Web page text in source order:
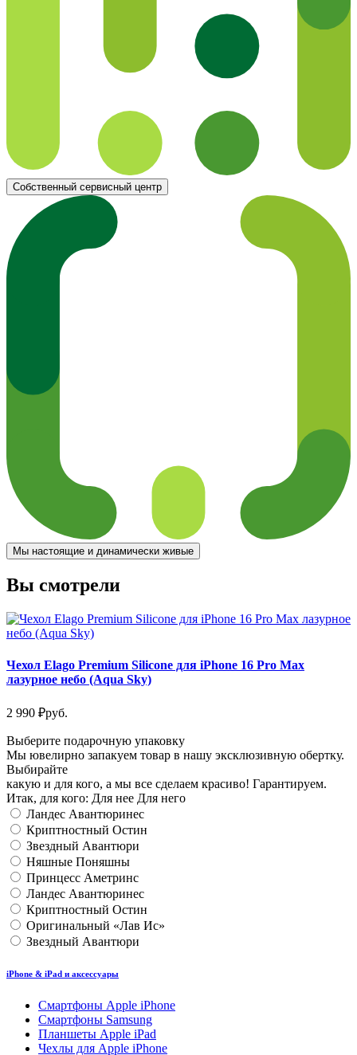
Собственный сервисный центр
Мы настоящие и динамически живые
Вы смотрели
Чехол Elago Premium Silicone для iPhone 16 Pro Max
лазурное небо (Aqua Sky)
2 990 ₽руб.
Выберите подарочную упаковку
Мы ювелирно запакуем товар в нашу эксклюзивную обертку.
Выбирайте
какую и для кого, а мы все сделаем красиво! Гарантируем.
Итак, для кого: Для нее Для него
Ландес Авантюринес
Криптностный Остин
Звездный Авантюри
Няшные Поняшны
Принцесс Аметринс
Ландес Авантюринес
Криптностный Остин
Оригинальный «Лав Ис»
Звездный Авантюри
iPhone & iPad и аксессуары
Смартфоны Apple iPhone
Смартфоны Samsung
Планшеты Apple iPad
Чехлы для Apple iPhone